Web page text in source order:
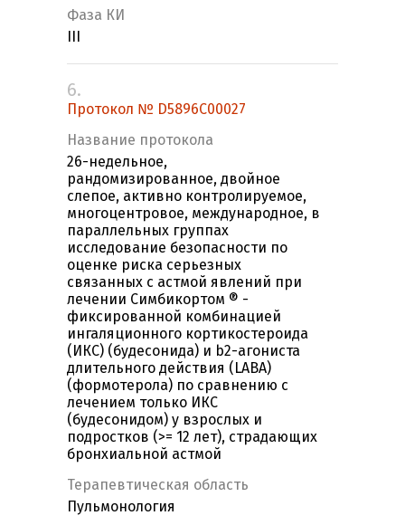
Фаза КИ
6.
Протокол № D5896C00027
Название протокола
26-недельное,
рандомизированное, двойное
слепое, активно контролируемое,
многоцентровое, международное, в
параллельных группах
исследование безопасности по
оценке риска серьезных
связанных с астмой явлений при
лечении Симбикортом ® -
фиксированной комбинацией
ингаляционного кортикостероида
(ИКС) (будесонида) и b2-агониста
длительного действия (LABA)
(формотерола) по сравнению с
лечением только ИКС
(будесонидом) у взрослых и
подростков (>= 12 лет), страдающих
бронхиальной астмой
Терапевтическая область
Пульмонология